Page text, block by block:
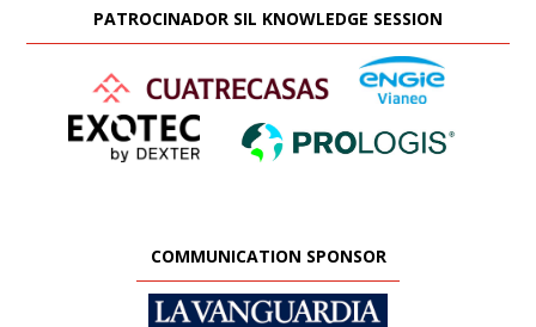
PATROCINADOR SIL KNOWLEDGE SESSION
COMMUNICATION SPONSOR